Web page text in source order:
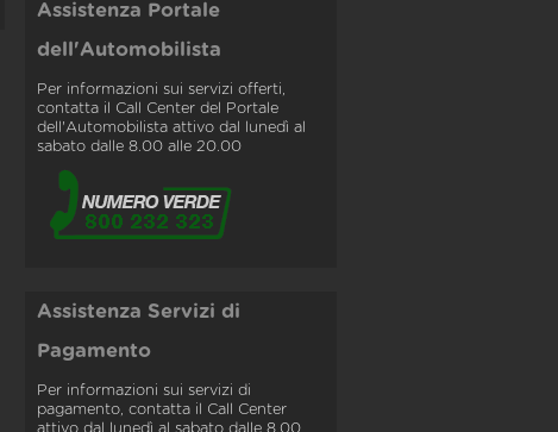
Assistenza Portale
dell'Automobilista
Per informazioni sui servizi offerti,
contatta il Call Center del Portale
dell'Automobilista attivo dal lunedì al
sabato dalle 8.00 alle 20.00
Assistenza Servizi di
Pagamento
Per informazioni sui servizi di
pagamento, contatta il Call Center